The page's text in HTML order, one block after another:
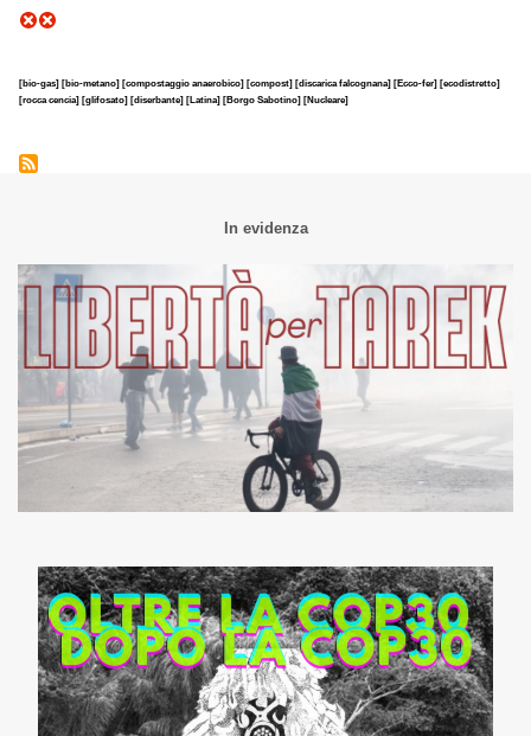
[bio-gas] [bio-metano] [compostaggio anaerobico] [compost] [discarica falcognana] [Ecco-fer] [ecodistretto]
[rocca cencia] [glifosato] [diserbante] [Latina] [Borgo Sabotino] [Nucleare]
In evidenza